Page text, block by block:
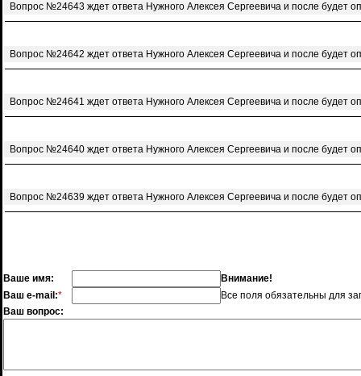
Вопрос №24643 ждет ответа Нужного Алексея Сергеевича и после будет
Вопрос №24642 ждет ответа Нужного Алексея Сергеевича и после будет
Вопрос №24641 ждет ответа Нужного Алексея Сергеевича и после будет
Вопрос №24640 ждет ответа Нужного Алексея Сергеевича и после будет
Вопрос №24639 ждет ответа Нужного Алексея Сергеевича и после будет
Ваше имя:
Внимание!
Ваш e-mail:*
Все поля обязательны для
Ваш вопрос: